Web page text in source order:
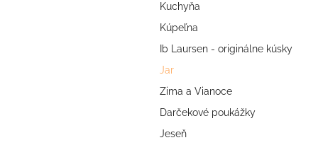
Kuchyňa
Kúpeľna
Ib Laursen - originálne kúsky
Jar
Zima a Vianoce
Darčekové poukážky
Jeseň